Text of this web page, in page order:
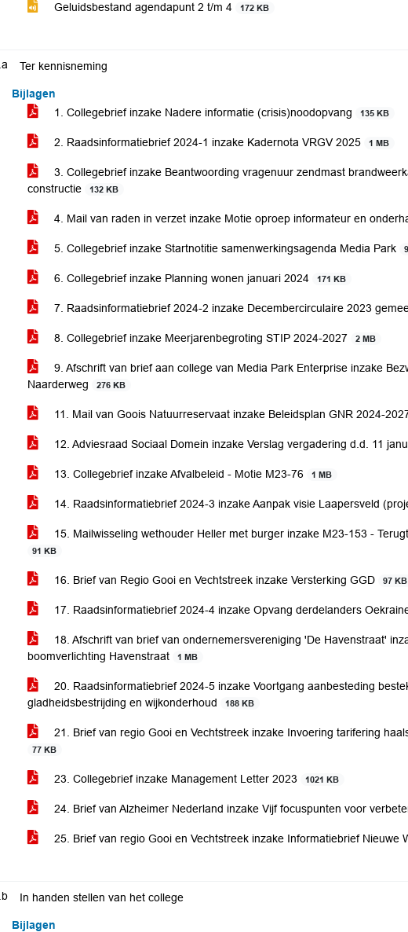
Geluidsbestand agendapunt 2 t/m 4 172 KB
Ter kennisneming
Bijlagen
1. Collegebrief inzake Nadere informatie (crisis)noodopvang
135 KB
2. Raadsinformatiebrief 2024-1 inzake Kadernota VRGV 2025 1 MB
3. Collegebrief inzake Beantwoording vragenuur zendmast
constructie
132 KB
4. Mail van raden in verzet inzake Motie oproep informateur en
5. Collegebrief inzake Startnotitie samenwerkingsagenda Media Park
6. Collegebrief inzake Planning wonen januari 2024 171 KB
7. Raadsinformatiebrief 2024-2 inzake Decembercirculaire 2023
8. Collegebrief inzake Meerjarenbegroting STIP 2024-2027 2 MB
9. Afschrift van brief aan college van Media Park Enterprise inzake
Naarderweg
276 KB
11. Mail van Goois Natuurreservaat inzake Beleidsplan GNR 2024-
12. Adviesraad Sociaal Domein inzake Verslag vergadering d.d. 11
13. Collegebrief inzake Afvalbeleid - Motie M23-76 1 MB
14. Raadsinformatiebrief 2024-3 inzake Aanpak visie Laapersveld
15. Mailwisseling wethouder Heller met burger inzake M23-153 -
91 KB
16. Brief van Regio Gooi en Vechtstreek inzake Versterking GGD 97 KB
17. Raadsinformatiebrief 2024-4 inzake Opvang derdelanders
18. Afschrift van brief van ondernemersvereniging 'De Havenstraat'
boomverlichting Havenstraat
1 MB
20. Raadsinformatiebrief 2024-5 inzake Voortgang aanbesteding
gladheidsbestrijding en wijkonderhoud
188 KB
21. Brief van regio Gooi en Vechtstreek inzake Invoering tarifering
77 KB
23. Collegebrief inzake Management Letter 2023 1021 KB
24. Brief van Alzheimer Nederland inzake Vijf focuspunten voor
25. Brief van regio Gooi en Vechtstreek inzake Informatiebrief Nieuwe
In handen stellen van het college
Bijlagen